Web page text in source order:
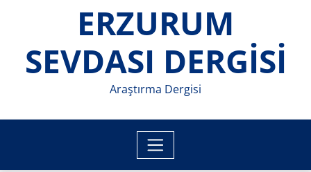
ERZURUM
SEVDASI DERGİSİ
Araştırma Dergisi